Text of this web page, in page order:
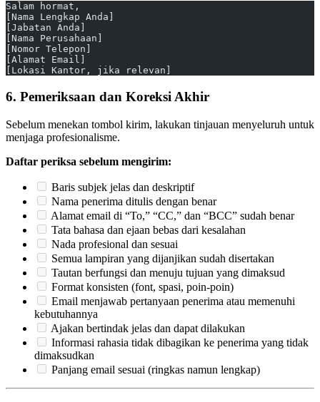
Salam hormat,
[Nama Lengkap Anda]
[Jabatan Anda]
[Nama Perusahaan]
[Nomor Telepon]
[Alamat Email]
[Lokasi Kantor, jika relevan]
6. Pemeriksaan dan Koreksi Akhir
Sebelum menekan tombol kirim, lakukan tinjauan menyeluruh untuk
menjaga profesionalisme.
Daftar periksa sebelum mengirim:
Baris subjek jelas dan deskriptif
Nama penerima ditulis dengan benar
Alamat email di “To,” “CC,” dan “BCC” sudah benar
Tata bahasa dan ejaan bebas dari kesalahan
Nada profesional dan sesuai
Semua lampiran yang dijanjikan sudah disertakan
Tautan berfungsi dan menuju tujuan yang dimaksud
Format konsisten (font, spasi, poin-poin)
Email menjawab pertanyaan penerima atau memenuhi
kebutuhannya
Ajakan bertindak jelas dan dapat dilakukan
Informasi rahasia tidak dibagikan ke penerima yang tidak
dimaksudkan
Panjang email sesuai (ringkas namun lengkap)